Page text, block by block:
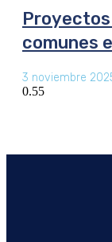
Proyectos
comunes
3 noviembre